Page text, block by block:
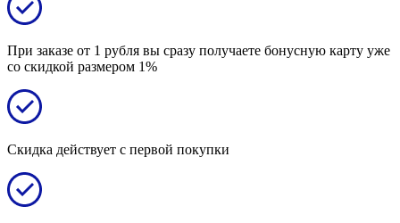
При заказе от 1 рубля вы сразу получаете бонусную карту уже
со скидкой размером 1%
Скидка действует с первой покупки